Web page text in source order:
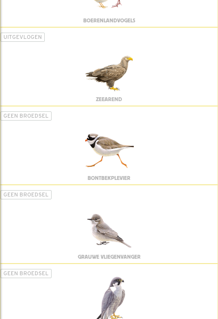
BOERENLANDVOGELS
UITGEVLOGEN
ZEEAREND
GEEN BROEDSEL
BONTBEKPLEVIER
GEEN BROEDSEL
GRAUWE VLIEGENVANGER
GEEN BROEDSEL